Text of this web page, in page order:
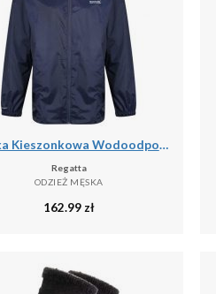
Kurtka Kieszonkowa Wodoodporna Męska + Worek Pack It III
Regatta
ODZIEŻ MĘSKA
162.99 zł